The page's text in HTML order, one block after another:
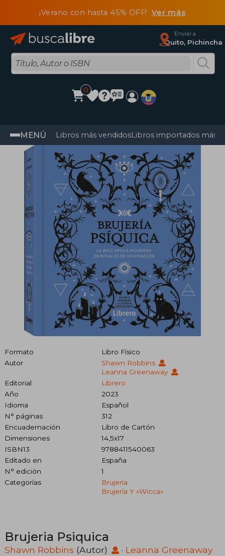
¡Verano con hasta 45% OFF! Ver más
Enviar a
Quito, Pichincha
0
MENÚ Libros más vendidosLibros importados más
Formato
Libro Físico
Autor
Shawn Robbins
Leanna Greenaway
Editorial
Librero
Año
2023
Idioma
Español
N° páginas
312
Encuadernación
Libro de Cartón
Dimensiones
14,5x17
ISBN13
9788411540063
Editado en
España
N° edición
1
Categorías
Brujería
Brujería Y «wicca»
Brujeria Psiquica
Shawn Robbins (Autor) · Leanna Greenaway